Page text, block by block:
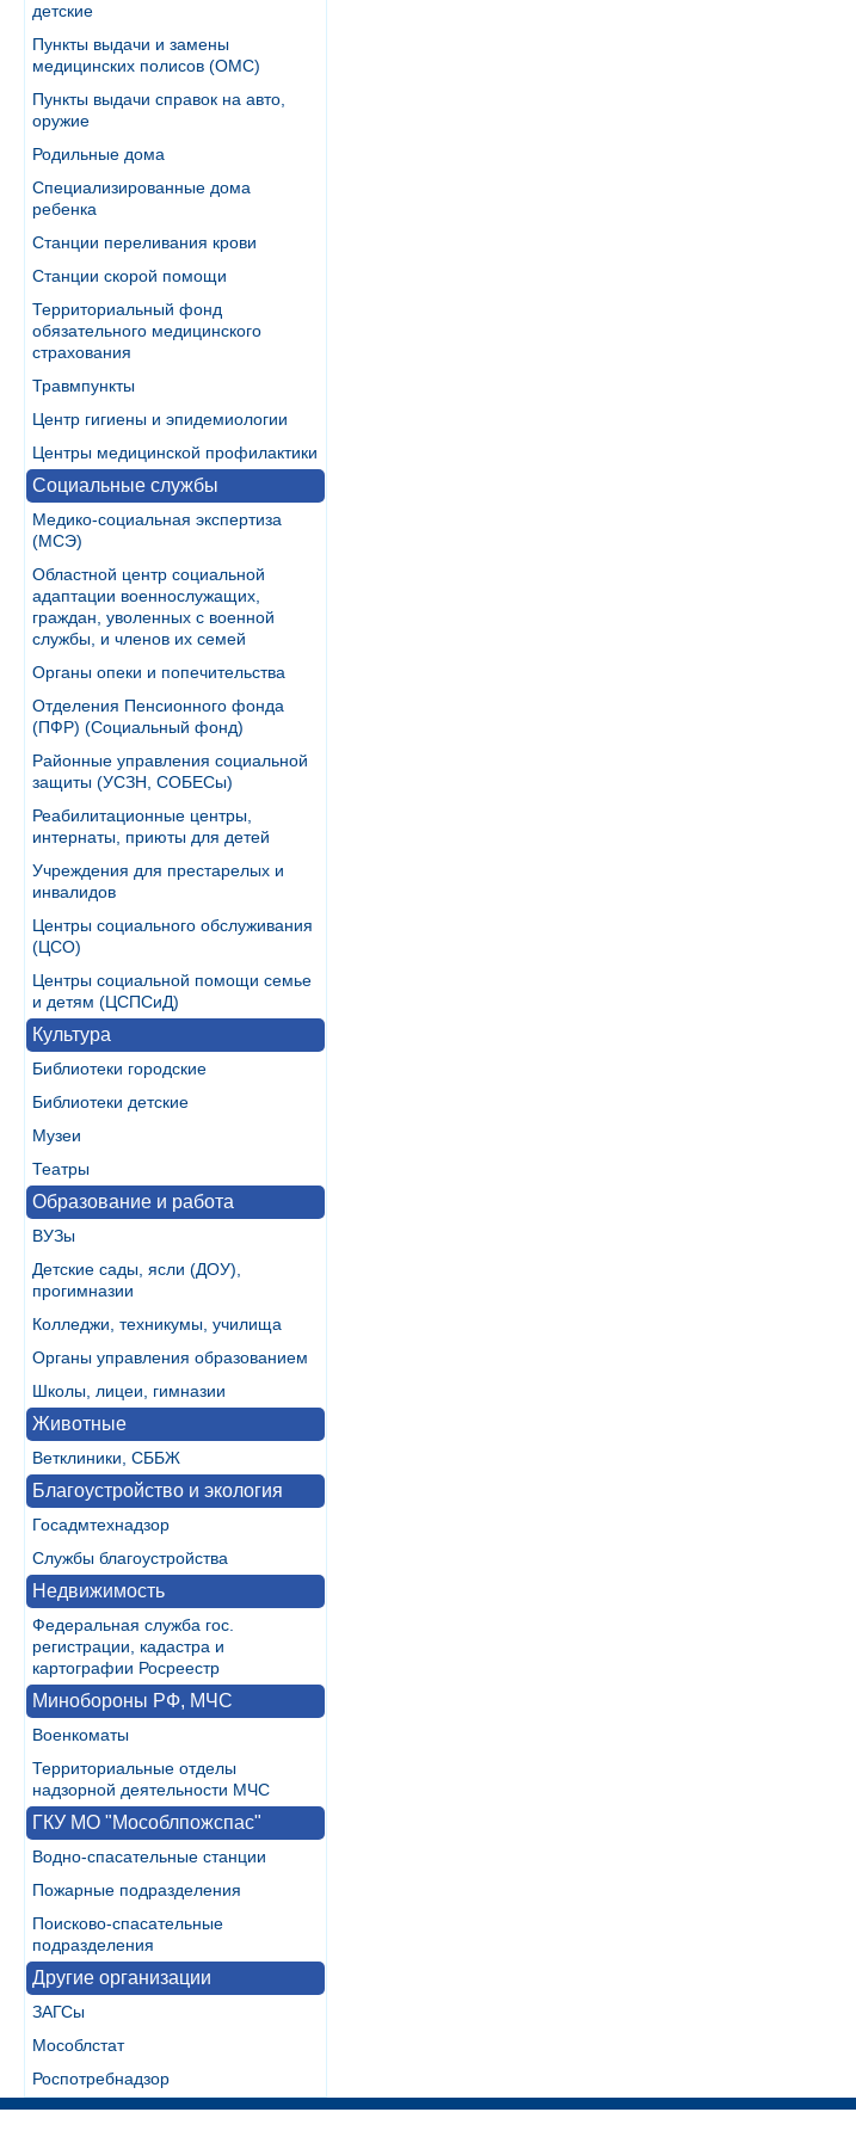
детские
Пункты выдачи и замены
медицинских полисов (ОМС)
Пункты выдачи справок на авто,
оружие
Родильные дома
Специализированные дома
ребенка
Станции переливания крови
Станции скорой помощи
Территориальный фонд
обязательного медицинского
страхования
Травмпункты
Центр гигиены и эпидемиологии
Центры медицинской профилактики
Социальные службы
Медико-социальная экспертиза
(МСЭ)
Областной центр социальной
адаптации военнослужащих,
граждан, уволенных с военной
службы, и членов их семей
Органы опеки и попечительства
Отделения Пенсионного фонда
(ПФР) (Социальный фонд)
Районные управления социальной
защиты (УСЗН, СОБЕСы)
Реабилитационные центры,
интернаты, приюты для детей
Учреждения для престарелых и
инвалидов
Центры социального обслуживания
(ЦСО)
Центры социальной помощи семье
и детям (ЦСПСиД)
Культура
Библиотеки городские
Библиотеки детские
Музеи
Театры
Образование и работа
ВУЗы
Детские сады, ясли (ДОУ),
прогимназии
Колледжи, техникумы, училища
Органы управления образованием
Школы, лицеи, гимназии
Животные
Ветклиники, СББЖ
Благоустройство и экология
Госадмтехнадзор
Службы благоустройства
Недвижимость
Федеральная служба гос.
регистрации, кадастра и
картографии Росреестр
Минобороны РФ, МЧС
Военкоматы
Территориальные отделы
надзорной деятельности МЧС
ГКУ МО "Мособлпожспас"
Водно-спасательные станции
Пожарные подразделения
Поисково-спасательные
подразделения
Другие организации
ЗАГСы
Мособлстат
Роспотребнадзор